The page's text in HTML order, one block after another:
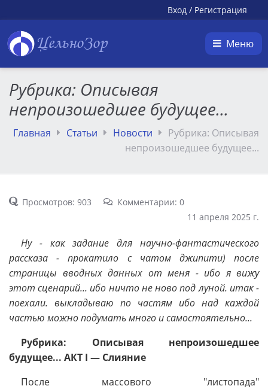
Вход / Регистрация
ЦельноЗор Меню
Рубрика: Описывая
непроизошедшее будущее...
Главная Статьи Новости
Рубрика: Описывая
непроизошедшее будущее...
Просмотров: 903
Комментарии: 0
11 апреля 2025 г.
Ну - как задание для научно-фантастического
рассказа - прокатило с чатом джипити) после
страницы вводных данных от меня - ибо я вижу
этот сценарий... ибо ничто не ново под луной. итак -
поехали. выкладываю по частям ибо над каждой
частью можно подумать много и самостоятельно...
Рубрика: Описывая непроизошедшее
будущее... АКТ I — Слияние
После массового "листопада"